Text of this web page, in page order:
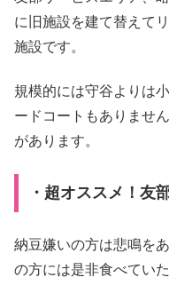
に旧施設を建て替えて
施設です。
規模的には守谷よりは
ードコートもありませ
があります。
・超オススメ！友
納豆嫌いの方は悲鳴を
の方には是非食べてい